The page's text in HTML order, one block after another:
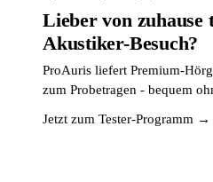
Lieber von zuhause
Akustiker-Besuch?
ProAuris liefert Premium-
zum Probetragen - bequem
Jetzt zum Tester-Programm →